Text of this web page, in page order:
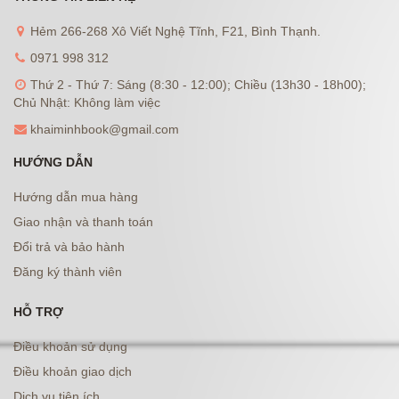
Hẻm 266-268 Xô Viết Nghệ Tĩnh, F21, Bình Thạnh.
0971 998 312
Thứ 2 - Thứ 7: Sáng (8:30 - 12:00); Chiều (13h30 - 18h00);
Chủ Nhật: Không làm việc
khaiminhbook@gmail.com
HƯỚNG DẪN
Hướng dẫn mua hàng
Giao nhận và thanh toán
Đổi trả và bảo hành
Đăng ký thành viên
HỖ TRỢ
Điều khoản sử dụng
Điều khoản giao dịch